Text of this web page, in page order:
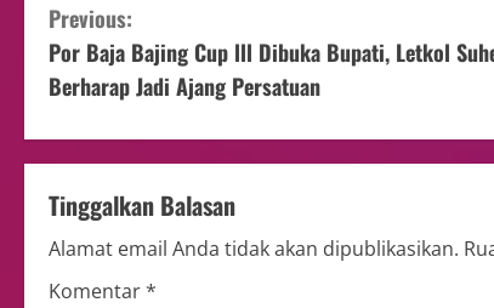
Previous:
Por Baja Bajing Cup lll Dibuka Bupati, Letkol
Berharap Jadi Ajang Persatuan
Tinggalkan Balasan
Alamat email Anda tidak akan dipublikasikan.
Komentar*